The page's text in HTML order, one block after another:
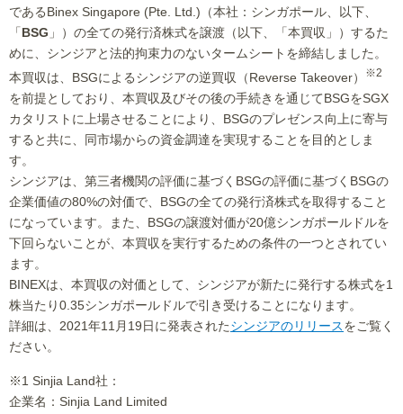
であるBinex Singapore (Pte. Ltd.)（本社：シンガポール、以下、
「BSG 」）の全ての発行済株式を譲渡（以下、「本買収」）するた
めに、シンジアと法的拘束力のないタームシートを締結しました。
本買収は、BSGによるシンジアの逆買収（Reverse Takeover）
※2
を前提としており、本買収及びその後の手続きを通じてBSGをSGX
カタリストに上場させることにより、BSGのプレゼンス向上に寄与
すると共に、同市場からの資金調達を実現することを目的としま
す。
シンジアは、第三者機関の評価に基づくBSGの評価に基づくBSGの
企業価値の80%の対価で、BSGの全ての発行済株式を取得すること
になっています。また、BSGの譲渡対価が20億シンガポールドルを
下回らないことが、本買収を実行するための条件の一つとされてい
ます。
BINEXは、本買収の対価として、シンジアが新たに発行する株式を1
株当たり0.35シンガポールドルで引き受けることになります。
詳細は、2021年11月19日に発表されたシンジアのリリースをご覧く
ださい。
※1 Sinjia Land社：
企業名：Sinjia Land Limited